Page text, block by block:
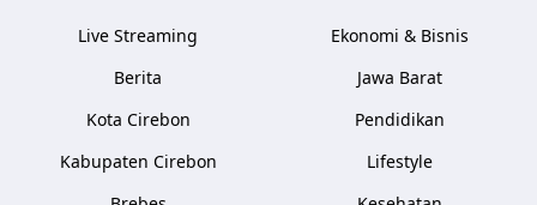
Live Streaming
Berita
Kota Cirebon
Kabupaten Cirebon
Ekonomi & Bisnis
Jawa Barat
Pendidikan
Lifestyle